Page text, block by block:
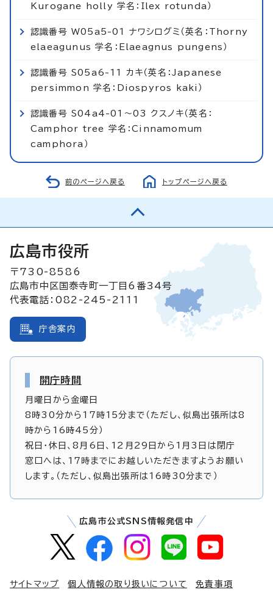
Kurogane holly 学名：Ilex rotunda）
認識番号 W05a5-01 ナワシログミ（英名：Thorny
elaeagunus 学名：Elaeagnus pungens）
認識番号 S05a6-11 カキ（英名：Japanese
persimmon 学名：Diospyros kaki）
認識番号 S04a4-01～03 クスノキ（英名：
Camphor tree 学名：Cinnamomum
camphora）
前のページへ戻る トップページへ戻る
広島市役所
〒730-8586
広島市中区国泰寺町一丁目6番34号
代表電話：082-245-2111
庁舎案内
開庁時間
月曜日から金曜日
8時30分から17時15分まで（ただし、似島出張所は8
時から16時45分）
祝日・休日、8月6日、12月29日から1月3日は閉庁
窓口へは、17時までにお越しいただきますようお願い
します。（ただし、似島出張所は16時30分まで）
広島市公式SNS情報発信中
サイトマップ 個人情報の取り扱いについて 免責事項